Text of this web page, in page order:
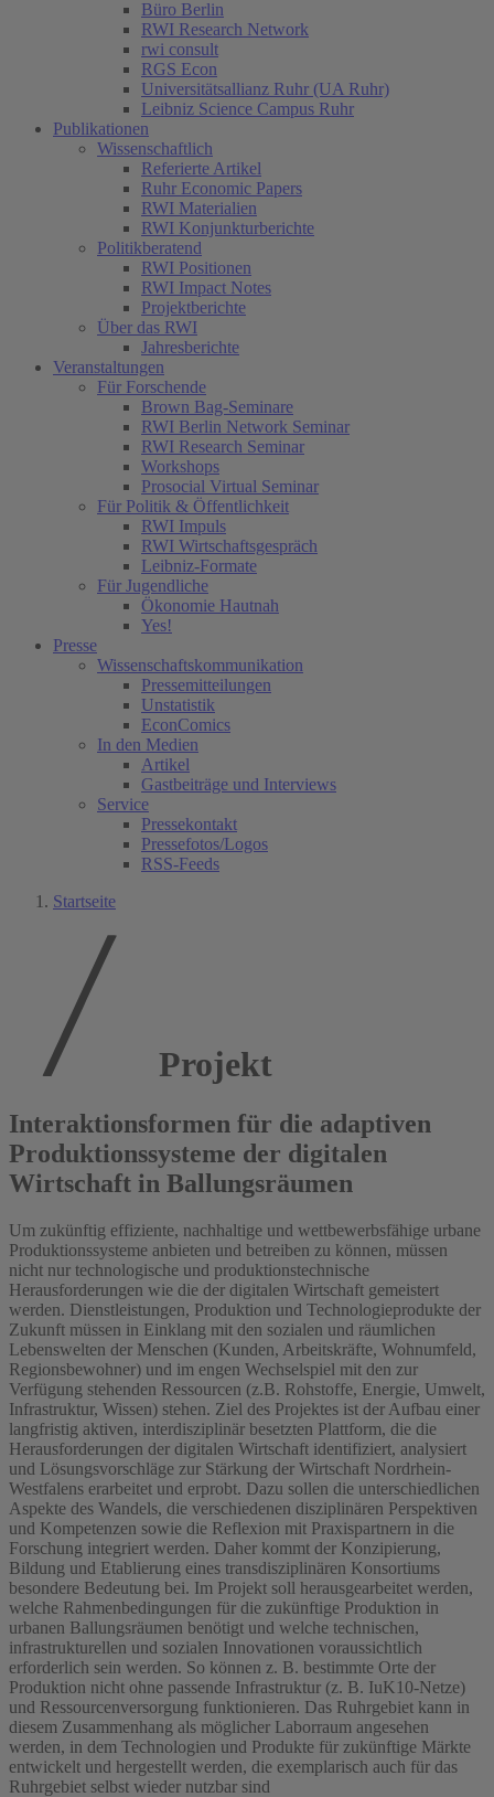
Büro Berlin
RWI Research Network
rwi consult
RGS Econ
Universitätsallianz Ruhr (UA Ruhr)
Leibniz Science Campus Ruhr
Publikationen
Wissenschaftlich
Referierte Artikel
Ruhr Economic Papers
RWI Materialien
RWI Konjunkturberichte
Politikberatend
RWI Positionen
RWI Impact Notes
Projektberichte
Über das RWI
Jahresberichte
Veranstaltungen
Für Forschende
Brown Bag-Seminare
RWI Berlin Network Seminar
RWI Research Seminar
Workshops
Prosocial Virtual Seminar
Für Politik & Öffentlichkeit
RWI Impuls
RWI Wirtschaftsgespräch
Leibniz-Formate
Für Jugendliche
Ökonomie Hautnah
Yes!
Presse
Wissenschaftskommunikation
Pressemitteilungen
Unstatistik
EconComics
In den Medien
Artikel
Gastbeiträge und Interviews
Service
Pressekontakt
Pressefotos/Logos
RSS-Feeds
Startseite
Projekt
Interaktionsformen für die adaptiven
Produktionssysteme der digitalen
Wirtschaft in Ballungsräumen
Um zukünftig effiziente, nachhaltige und wettbewerbsfähige urbane
Produktionssysteme anbieten und betreiben zu können, müssen
nicht nur technologische und produktionstechnische
Herausforderungen wie die der digitalen Wirtschaft gemeistert
werden. Dienstleistungen, Produktion und Technologieprodukte der
Zukunft müssen in Einklang mit den sozialen und räumlichen
Lebenswelten der Menschen (Kunden, Arbeitskräfte, Wohnumfeld,
Regionsbewohner) und im engen Wechselspiel mit den zur
Verfügung stehenden Ressourcen (z.B. Rohstoffe, Energie, Umwelt,
Infrastruktur, Wissen) stehen. Ziel des Projektes ist der Aufbau einer
langfristig aktiven, interdisziplinär besetzten Plattform, die die
Herausforderungen der digitalen Wirtschaft identifiziert, analysiert
und Lösungsvorschläge zur Stärkung der Wirtschaft Nordrhein-
Westfalens erarbeitet und erprobt. Dazu sollen die unterschiedlichen
Aspekte des Wandels, die verschiedenen disziplinären Perspektiven
und Kompetenzen sowie die Reflexion mit Praxispartnern in die
Forschung integriert werden. Daher kommt der Konzipierung,
Bildung und Etablierung eines transdisziplinären Konsortiums
besondere Bedeutung bei. Im Projekt soll herausgearbeitet werden,
welche Rahmenbedingungen für die zukünftige Produktion in
urbanen Ballungsräumen benötigt und welche technischen,
infrastrukturellen und sozialen Innovationen voraussichtlich
erforderlich sein werden. So können z. B. bestimmte Orte der
Produktion nicht ohne passende Infrastruktur (z. B. IuK10-Netze)
und Ressourcenversorgung funktionieren. Das Ruhrgebiet kann in
diesem Zusammenhang als möglicher Laborraum angesehen
werden, in dem Technologien und Produkte für zukünftige Märkte
entwickelt und hergestellt werden, die exemplarisch auch für das
Ruhrgebiet selbst wieder nutzbar sind